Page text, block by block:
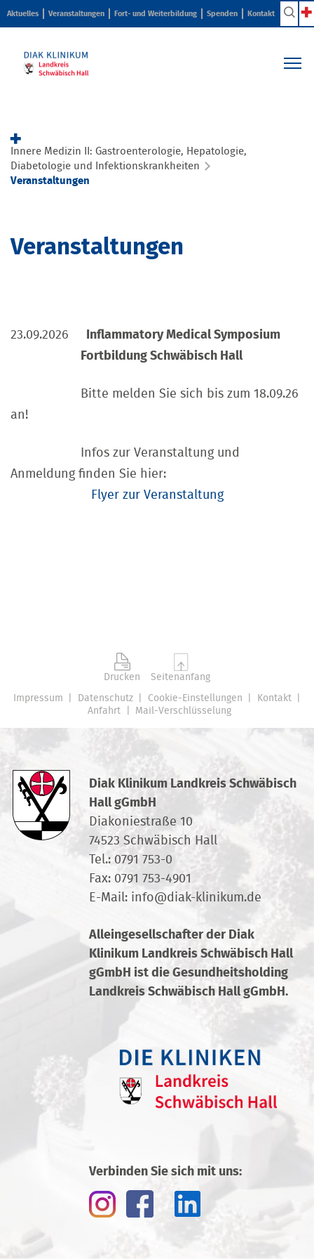
Aktuelles Veranstaltungen Fort- und Weiterbildung Spenden Kontakt
Ihr Aufenthalt
Karriere & Ausbildung
Innere Medizin II: Gastroenterologie, Hepatologie,
Diabetologie und Infektionskrankheiten
Veranstaltungen
Veranstaltungen
23.09.2026
Inflammatory Medical Symposium
Fortbildung Schwäbisch Hall
Bitte melden Sie sich bis zum 18.09.26
an!
Infos zur Veranstaltung und
Anmeldung finden Sie hier:
Flyer zur Veranstaltung
Impressum Datenschutz Cookie-Einstellungen
Kontakt
Anfahrt
Mail-Verschlüsselung
Drucken Seitenanfang
Diak Klinikum Landkreis Schwäbisch
Hall gGmbH
Diakoniestraße 10
74523 Schwäbisch Hall
Tel.: 0791 753-0
Fax: 0791 753-4901
E-Mail: info@diak-klinikum.de
Alleingesellschafter der Diak
Klinikum Landkreis Schwäbisch Hall
gGmbH ist die Gesundheitsholding
Landkreis Schwäbisch Hall gGmbH.
Verbinden Sie sich mit uns: